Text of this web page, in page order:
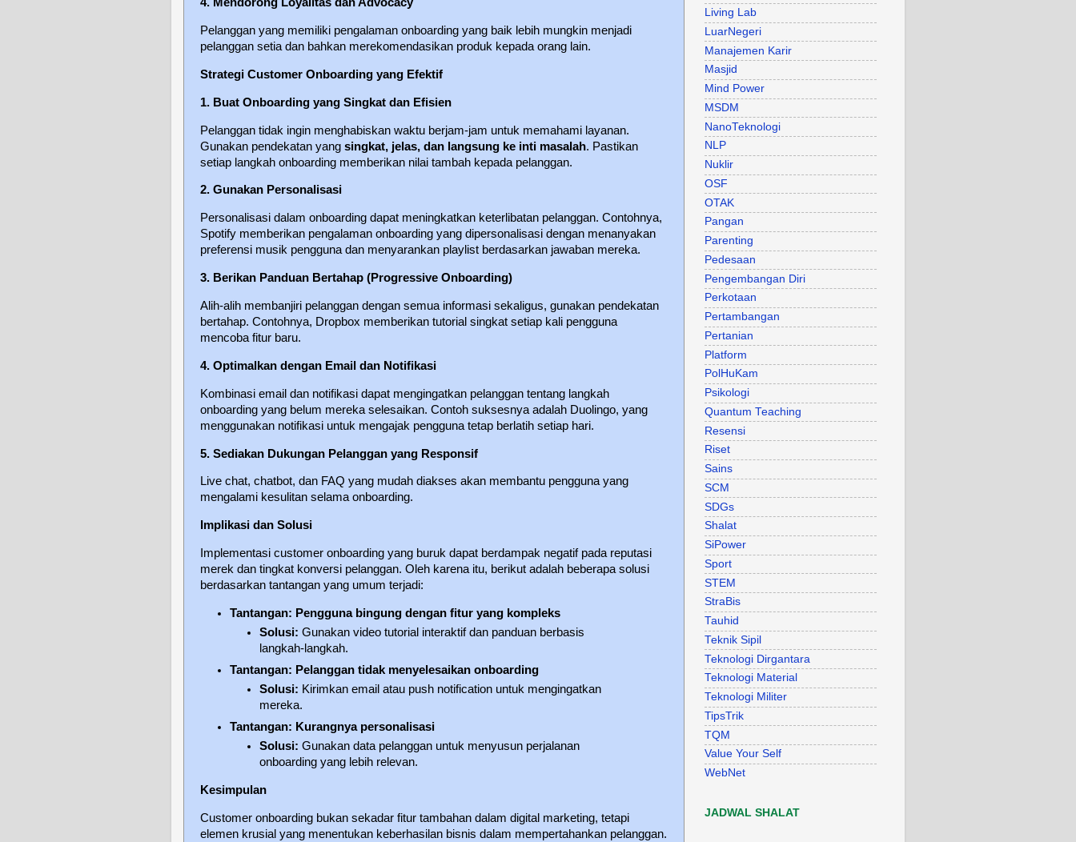
4. Mendorong Loyalitas dan Advocacy
Pelanggan yang memiliki pengalaman onboarding yang baik lebih mungkin menjadi
pelanggan setia dan bahkan merekomendasikan produk kepada orang lain.
Strategi Customer Onboarding yang Efektif
1. Buat Onboarding yang Singkat dan Efisien
Pelanggan tidak ingin menghabiskan waktu berjam-jam untuk memahami layanan.
Gunakan pendekatan yang singkat, jelas, dan langsung ke inti masalah. Pastikan
setiap langkah onboarding memberikan nilai tambah kepada pelanggan.
2. Gunakan Personalisasi
Personalisasi dalam onboarding dapat meningkatkan keterlibatan pelanggan. Contohnya,
Spotify memberikan pengalaman onboarding yang dipersonalisasi dengan menanyakan
preferensi musik pengguna dan menyarankan playlist berdasarkan jawaban mereka.
3. Berikan Panduan Bertahap (Progressive Onboarding)
Alih-alih membanjiri pelanggan dengan semua informasi sekaligus, gunakan pendekatan
bertahap. Contohnya, Dropbox memberikan tutorial singkat setiap kali pengguna
mencoba fitur baru.
4. Optimalkan dengan Email dan Notifikasi
Kombinasi email dan notifikasi dapat mengingatkan pelanggan tentang langkah
onboarding yang belum mereka selesaikan. Contoh suksesnya adalah Duolingo, yang
menggunakan notifikasi untuk mengajak pengguna tetap berlatih setiap hari.
5. Sediakan Dukungan Pelanggan yang Responsif
Live chat, chatbot, dan FAQ yang mudah diakses akan membantu pengguna yang
mengalami kesulitan selama onboarding.
Implikasi dan Solusi
Implementasi customer onboarding yang buruk dapat berdampak negatif pada reputasi
merek dan tingkat konversi pelanggan. Oleh karena itu, berikut adalah beberapa solusi
berdasarkan tantangan yang umum terjadi:
Tantangan: Pengguna bingung dengan fitur yang kompleks
Solusi: Gunakan video tutorial interaktif dan panduan berbasis
langkah-langkah.
Tantangan: Pelanggan tidak menyelesaikan onboarding
Solusi: Kirimkan email atau push notification untuk mengingatkan
mereka.
Tantangan: Kurangnya personalisasi
Solusi: Gunakan data pelanggan untuk menyusun perjalanan
onboarding yang lebih relevan.
Kesimpulan
Customer onboarding bukan sekadar fitur tambahan dalam digital marketing, tetapi
elemen krusial yang menentukan keberhasilan bisnis dalam mempertahankan pelanggan.
Living Lab
LuarNegeri
Manajemen Karir
Masjid
Mind Power
MSDM
NanoTeknologi
NLP
Nuklir
OSF
OTAK
Pangan
Parenting
Pedesaan
Pengembangan Diri
Perkotaan
Pertambangan
Pertanian
Platform
PolHuKam
Psikologi
Quantum Teaching
Resensi
Riset
Sains
SCM
SDGs
Shalat
SiPower
Sport
STEM
StraBis
Tauhid
Teknik Sipil
Teknologi Dirgantara
Teknologi Material
Teknologi Militer
TipsTrik
TQM
Value Your Self
WebNet
JADWAL SHALAT